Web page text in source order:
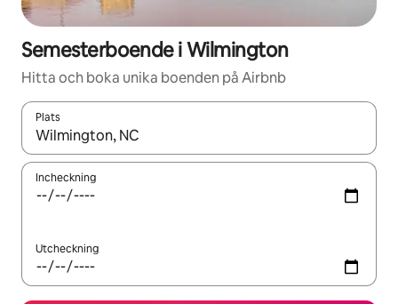
Semesterboende i Wilmington
Hitta och boka unika boenden på Airbnb
Plats
När resultaten är tillgängliga kan du navigera med upp- och
Incheckning
Utcheckning